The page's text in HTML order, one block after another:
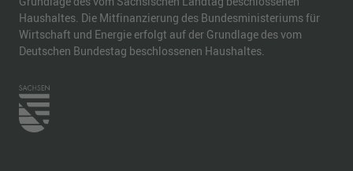
Haushaltes. Die Mitfinanzierung des Bundesministeriums für
Wirtschaft und Energie erfolgt auf der Grundlage des vom
Deutschen Bundestag beschlossenen Haushaltes.